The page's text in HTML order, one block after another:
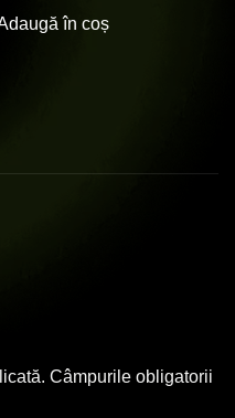
în coș
Câmpurile obligatorii